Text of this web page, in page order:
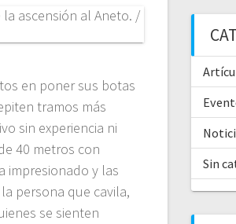
en poner sus botas
tramos más
sin experiencia ni
40 metros con
impresionado y las
persona que cavila,
se sienten
Sin